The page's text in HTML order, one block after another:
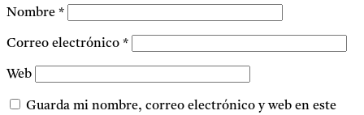
Nombre *
Correo electrónico *
Web
Guarda mi nombre, correo electrónico y web en este